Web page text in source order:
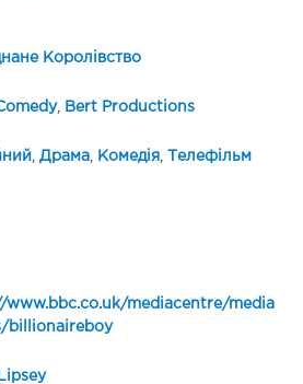
Королівство
, Bert Productions
Драма, Комедія, Телефільм
www.bbc.co.uk/mediacentre/media
billionaireboy